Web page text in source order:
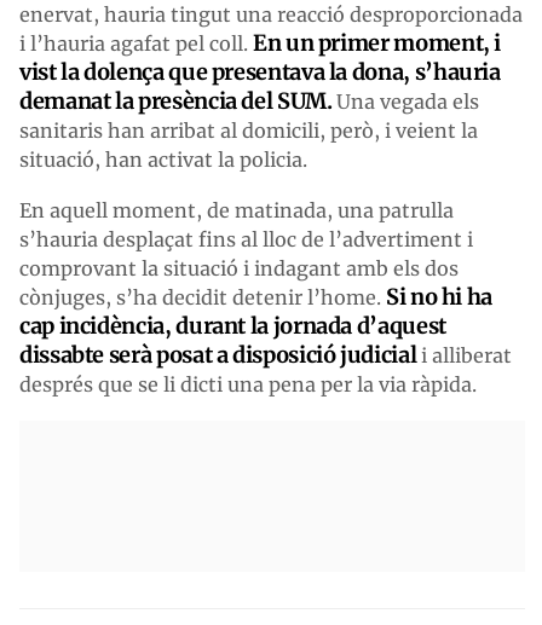
enervat, hauria tingut una reacció desproporcionada
i l’hauria agafat pel coll. En un primer moment, i
vist la dolença que presentava la dona, s’hauria
demanat la presència del SUM.Una vegada els
sanitaris han arribat al domicili, però, i veient la
situació, han activat la policia.
En aquell moment, de matinada, una patrulla
s’hauria desplaçat fins al lloc de l’advertiment i
comprovant la situació i indagant amb els dos
cònjuges, s’ha decidit detenir l’home. Si no hi ha
cap incidència, durant la jornada d’aquest
dissabte serà posat a disposició judiciali alliberat
després que se li dicti una pena per la via ràpida.